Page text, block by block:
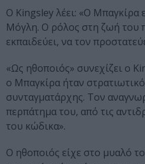
Ο Kingsley λέει: «Ο Μπαγκίρα
Μόγλη. Ο ρόλος στη ζωή του
εκπαιδεύει, να τον
«Ως ηθοποιός» συνεχίζει ο
ο Μπαγκίρα ήταν
συνταγματάρχης. Τον
περπάτημα του, από τις
του κώδικα».
Ο ηθοποιός είχε στο μυαλό